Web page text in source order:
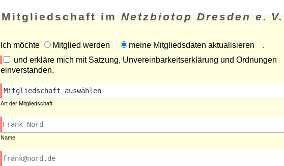
Mitgliedschaft imNetzbiotop Dresden e. V.
Ich möchte Mitglied werden meine Mitgliedsdaten aktualisieren
.
und erkläre mich mit Satzung, Unvereinbarkeitserklärung und Ordnungen
einverstanden.
Art der Mitgliedschaft
Name